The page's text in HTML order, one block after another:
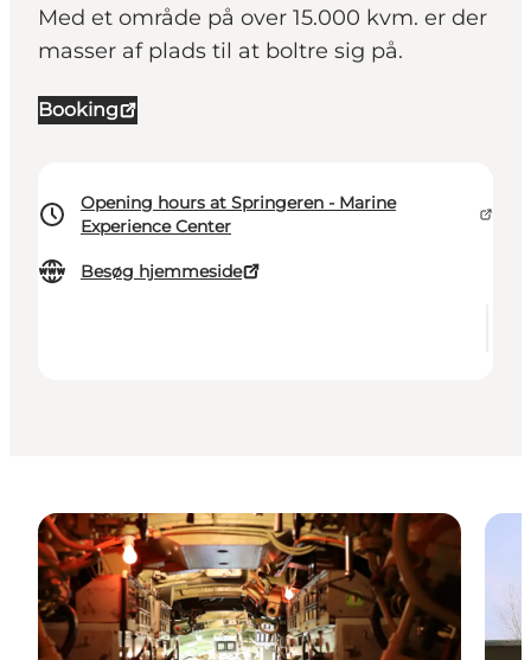
Med et område på over 15.000 kvm. er der
masser af plads til at boltre sig på.
Booking
Opening hours at Springeren - Marine
Experience Center
Besøg hjemmeside